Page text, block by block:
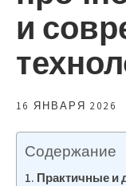
и
16 ЯНВАРЯ 2026
Содержание
Практичные и